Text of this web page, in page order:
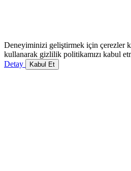
Deneyiminizi geliştirmek için çerezler
kullanarak gizlilik politikamızı kabul
Detay
Kabul Et